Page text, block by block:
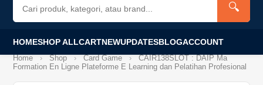
🔍
HOMESHOP ALLCARTNEWUPDATESBLOGACCOUNT
Home › Shop › Card Game ›
CAIR138SLOT : DAIP Ma
Formation En Ligne Plateforme E Learning dan Pelatihan Profesional